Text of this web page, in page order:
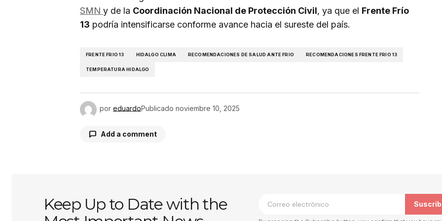
SMN y de la Coordinación Nacional de Protección Civil, ya que el Frente Frío
13 podría intensificarse conforme avance hacia el sureste del país.
FRENTE FRIO 13 HIDALGO CLIMA RECOMENDACIONES DE SALUD ANTE FRIO RECOMENDACIONES FRENTE FRIO 13
TEMPERATURA HIDALGO
por eduardoPublicado noviembre 10, 2025
Add a comment
Comentario *
Keep Up to Date with the